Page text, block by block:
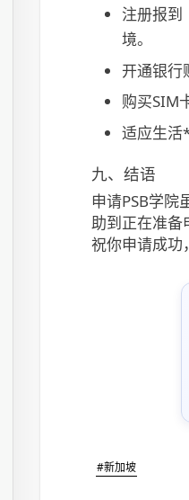
注册报到
境。
开通银行
购买SIM
适应生
九、结语
申请PSB学
助到正在准备
祝你申请成功
#新加坡